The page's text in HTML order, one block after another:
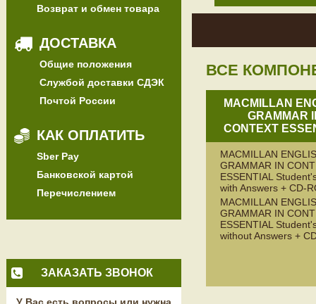
Возврат и обмен товара
ДОСТАВКА
Общие положения
Службой доставки СДЭК
Почтой России
КАК ОПЛАТИТЬ
Sber Pay
Банковской картой
Перечислением
ЗАКАЗАТЬ ЗВОНОК
ВСЕ
MACMILLAN
GRAMMAR
CONTEXT
MACMILLAN
GRAMMAR IN
ESSENTIAL
with Answers + CD-
MACMILLAN
GRAMMAR IN
ESSENTIAL
without Answers +